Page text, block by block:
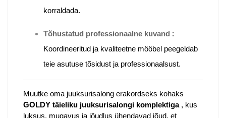
korraldada.
Tõhustatud professionaalne kuvand :
Koordineeritud ja kvaliteetne mööbel peegeldab
teie asutuse tõsidust ja professionaalsust.
Muutke oma juuksurisalong erakordseks kohaks
GOLDY täieliku juuksurisalongi komplektiga, kus
luksus, mugavus ja jõudlus ühendavad jõud, et